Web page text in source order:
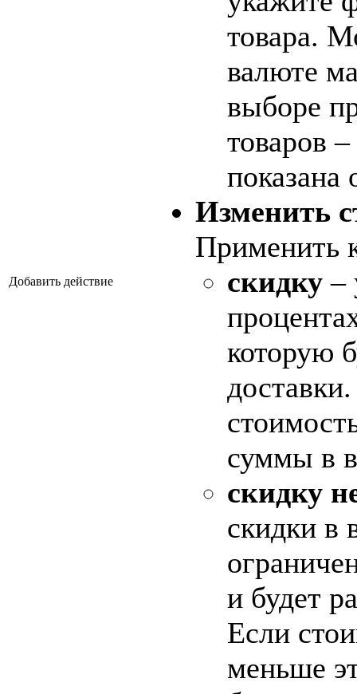
Добавить действие
товара.
валюте
выборе
товаров
показана
Изменить
Применить
скидку –
которую
суммы в
скидку
скидки в
и будет
Если
меньше